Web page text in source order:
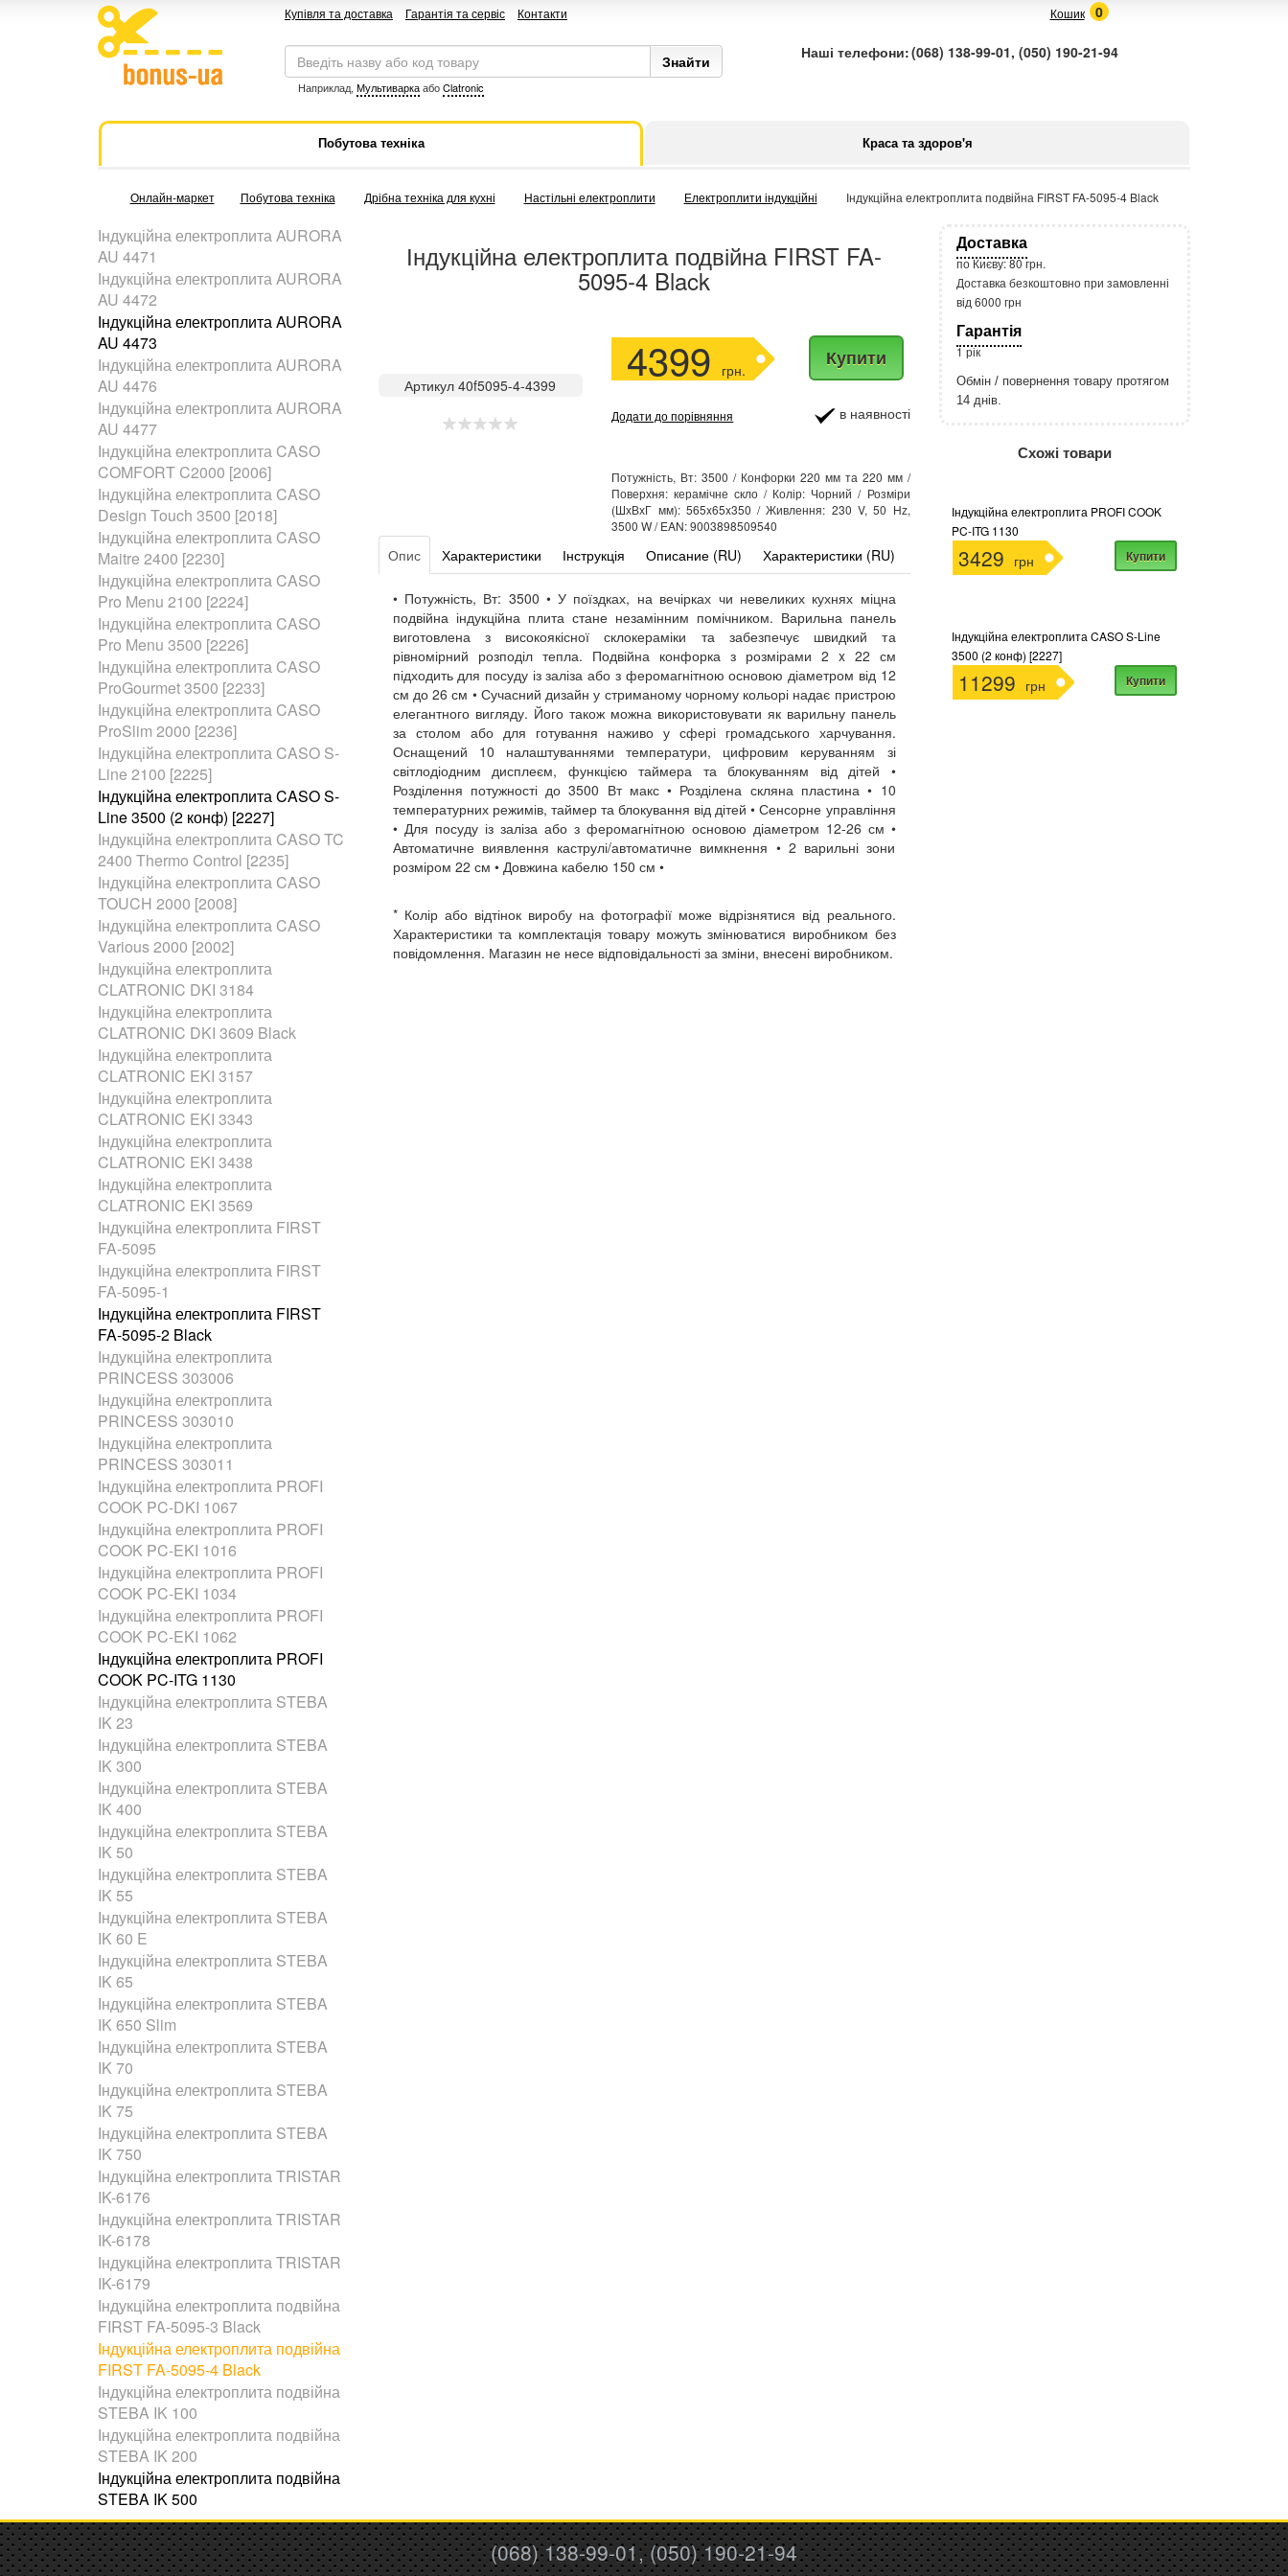
Купівля та доставка Гарантія та сервіс Контакти Кошик 0
Наприклад, МультиваркаабоClatronic
Наші телефони:(068) 138-99-01, (050) 190-21-94
Побутова техніка Краса та здоров'я
Онлайн-маркет Побутова техніка Дрібна техніка для кухні Настільні електроплити Електроплити індукційні Індукційна електроплита подвійна FIRST FA-5095-4 Black
Індукційна електроплита AURORA
AU 4471
Індукційна електроплита AURORA
AU 4472
Індукційна електроплита AURORA
AU 4473
Індукційна електроплита AURORA
AU 4476
Індукційна електроплита AURORA
AU 4477
Індукційна електроплита CASO
COMFORT C2000 [2006]
Індукційна електроплита CASO
Design Touch 3500 [2018]
Індукційна електроплита CASO
Maitre 2400 [2230]
Індукційна електроплита CASO
Pro Menu 2100 [2224]
Індукційна електроплита CASO
Pro Menu 3500 [2226]
Індукційна електроплита CASO
ProGourmet 3500 [2233]
Індукційна електроплита CASO
ProSlim 2000 [2236]
Індукційна електроплита CASO S-
Line 2100 [2225]
Індукційна електроплита CASO S-
Line 3500 (2 конф) [2227]
Індукційна електроплита CASO TC
2400 Thermo Control [2235]
Індукційна електроплита CASO
TOUCH 2000 [2008]
Індукційна електроплита CASO
Various 2000 [2002]
Індукційна електроплита
CLATRONIC DKI 3184
Індукційна електроплита
CLATRONIC DKI 3609 Black
Індукційна електроплита
CLATRONIC EKI 3157
Індукційна електроплита
CLATRONIC EKI 3343
Індукційна електроплита
CLATRONIC EKI 3438
Індукційна електроплита
CLATRONIC EKI 3569
Індукційна електроплита FIRST
FA-5095
Індукційна електроплита FIRST
FA-5095-1
Індукційна електроплита FIRST
FA-5095-2 Black
Індукційна електроплита
PRINCESS 303006
Індукційна електроплита
PRINCESS 303010
Індукційна електроплита
PRINCESS 303011
Індукційна електроплита PROFI
COOK PC-DKI 1067
Індукційна електроплита PROFI
COOK PC-EKI 1016
Індукційна електроплита PROFI
COOK PC-EKI 1034
Індукційна електроплита PROFI
COOK PC-EKI 1062
Індукційна електроплита PROFI
COOK PC-ITG 1130
Індукційна електроплита STEBA
IK 23
Індукційна електроплита STEBA
IK 300
Індукційна електроплита STEBA
IK 400
Індукційна електроплита STEBA
IK 50
Індукційна електроплита STEBA
IK 55
Індукційна електроплита STEBA
IK 60 E
Індукційна електроплита STEBA
IK 65
Індукційна електроплита STEBA
IK 650 Slim
Індукційна електроплита STEBA
IK 70
Індукційна електроплита STEBA
IK 75
Індукційна електроплита STEBA
IK 750
Індукційна електроплита TRISTAR
IK-6176
Індукційна електроплита TRISTAR
IK-6178
Індукційна електроплита TRISTAR
IK-6179
Індукційна електроплита подвійна
FIRST FA-5095-3 Black
Індукційна електроплита подвійна
FIRST FA-5095-4 Black
Індукційна електроплита подвійна
STEBA IK 100
Індукційна електроплита подвійна
STEBA IK 200
Індукційна електроплита подвійна
STEBA IK 500
Індукційна електроплита подвійна FIRST FA-
5095-4 Black
Артикул 40f5095-4-4399 4399 грн.
Додати до порівняння
Купити
в наявності
Потужність, Вт: 3500 / Конфорки 220 мм та 220 мм /
Поверхня: керамічне скло / Колір: Чорний / Розміри
(ШхВхГ мм): 565x65x350 / Живлення: 230 V, 50 Hz,
3500 W / EAN: 9003898509540
Опис Характеристики Інструкція Описание (RU) Характеристики (RU)
• Потужність, Вт: 3500 • У поїздках, на вечірках чи невеликих кухнях міцна
подвійна індукційна плита стане незамінним помічником. Варильна панель
виготовлена з високоякісної склокераміки та забезпечує швидкий та
рівномірний розподіл тепла. Подвійна конфорка з розмірами 2 x 22 см
підходить для посуду із заліза або з феромагнітною основою діаметром від 12
см до 26 см • Сучасний дизайн у стриманому чорному кольорі надає пристрою
елегантного вигляду. Його також можна використовувати як варильну панель
за столом або для готування наживо у сфері громадського харчування.
Оснащений 10 налаштуваннями температури, цифровим керуванням зі
світлодіодним дисплеєм, функцією таймера та блокуванням від дітей •
Розділення потужності до 3500 Вт макс • Розділена скляна пластина • 10
температурних режимів, таймер та блокування від дітей • Сенсорне управління
• Для посуду із заліза або з феромагнітною основою діаметром 12-26 см •
Автоматичне виявлення каструлі/автоматичне вимкнення • 2 варильні зони
розміром 22 см • Довжина кабелю 150 см •
* Колір або відтінок виробу на фотографії може відрізнятися від реального.
Характеристики та комплектація товару можуть змінюватися виробником без
повідомлення. Магазин не несе відповідальності за зміни, внесені виробником.
Доставка
по Києву: 80 грн.
Доставка безкоштовно при замовленні
від 6000 грн
Гарантія
1 рік
Обмін / повернення товару протягом
14 днів.
Схожі товари
Індукційна електроплита PROFI COOK
PC-ITG 1130
3429 грн Купити
Індукційна електроплита CASO S-Line
3500 (2 конф) [2227]
11299 грн Купити
(068) 138-99-01, (050) 190-21-94